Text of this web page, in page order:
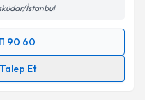
ediyorum.
Gönder
İstanbul
90 60
Et